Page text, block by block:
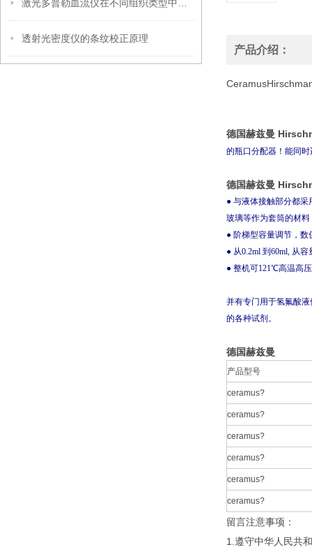
透射光密度仪的条纹校正原理
产品介绍：
德国赫兹曼
的瓶口分配器！能同
德国赫兹曼
● 与液体接触部分都采
玻璃等作为套筒的材
● 阶梯型容量调节，
● 从0.2ml 到60ml, 从
● 整机可121℃高温高
并有专门用于氢氟酸
的各种试剂。
德国赫兹曼
产品型号
ceramus?
ceramus?
ceramus?
ceramus?
ceramus?
ceramus?
留言注意事项：
1.遵守中华人民共